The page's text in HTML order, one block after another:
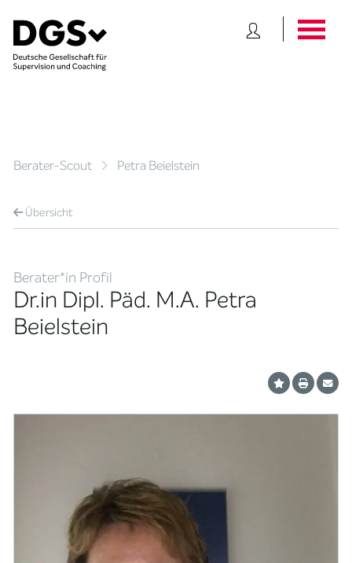
Berater-Scout Petra Beielstein
Übersicht
Berater*in Profil
Dr.in Dipl. Päd. M.A. Petra
Beielstein